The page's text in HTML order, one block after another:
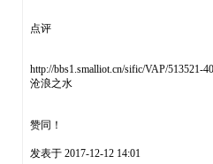
点评
http://bbs1.smalliot.cn/sific/VAP/513521-
沧浪之水
赞同！
发表于 2017-12-12 14:01